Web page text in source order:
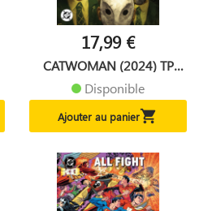
17,99 €
CATWOMAN (2024) TP
VOL 03...
Disponible
Ajouter au panier